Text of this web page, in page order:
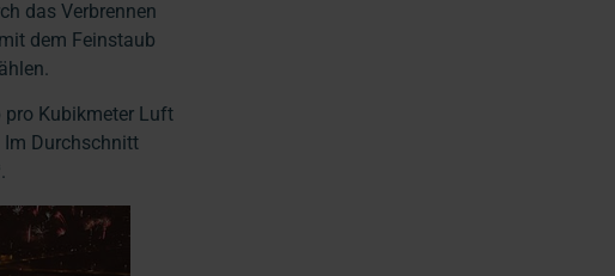
das Verbrennen
dem Feinstaub
pro Kubikmeter Luft
Im Durchschnitt